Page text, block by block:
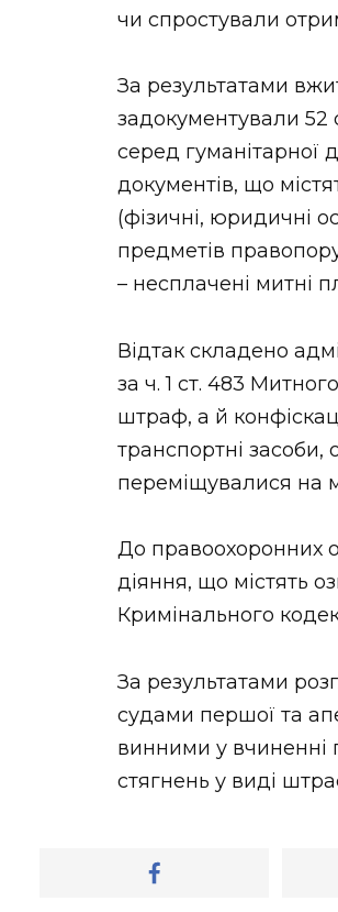
чи спростували
За результатами
задокументували 52
серед
документів, що
(фізичні, юридичні
предметів
– несплачені митні
Відтак складено
за ч. 1 ст. 483
штраф, а й
транспортні засоби,
переміщувалися на
До правоохоронних
діяння, що містять
Кримінального
За результатами
судами першої та
винними у вчиненні
стягнень у виді